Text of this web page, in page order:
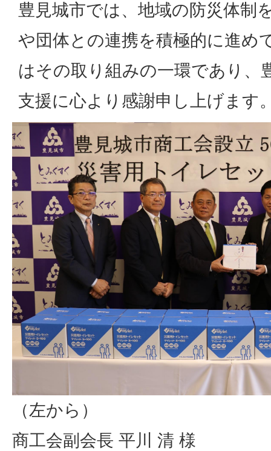
豊見城市では、地域の防災体制
や団体との連携を積極的に進め
はその取り組みの一環であり、
支援に心より感謝申し上げます
（左から）
商工会副会長 平川 清 様